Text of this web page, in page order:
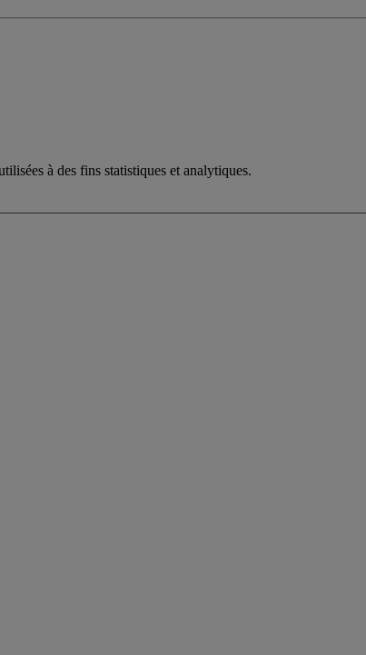
à des fins statistiques et analytiques.